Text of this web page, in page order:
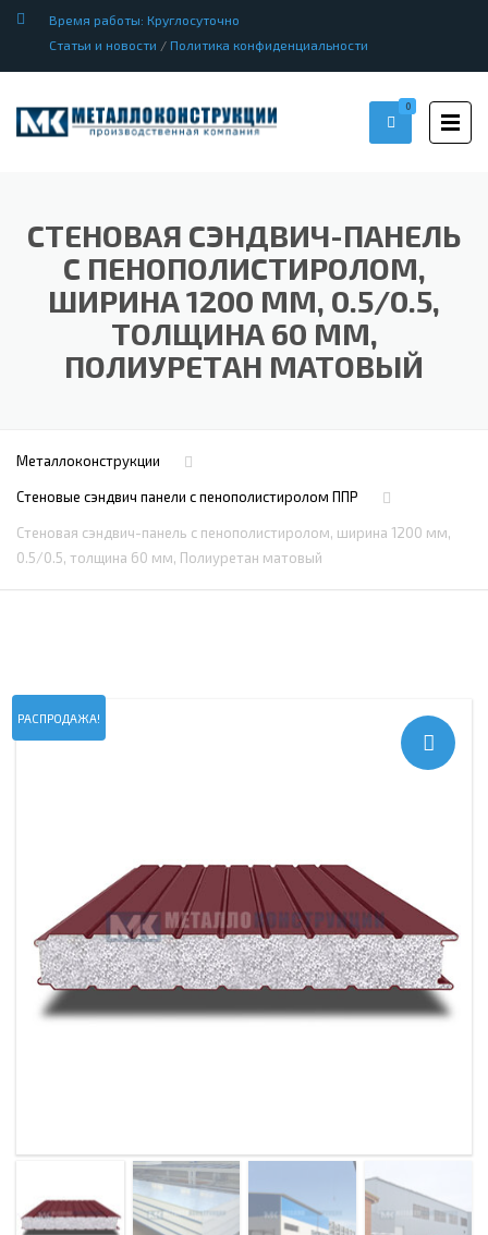
Время работы: Круглосуточно
Статьи и новости / Политика конфиденциальности
0
СТЕНОВАЯ СЭНДВИЧ-ПАНЕЛЬ
С ПЕНОПОЛИСТИРОЛОМ,
ШИРИНА 1200 ММ, 0.5/0.5,
ТОЛЩИНА 60 ММ,
ПОЛИУРЕТАН МАТОВЫЙ
Металлоконструкции
Стеновые сэндвич панели с пенополистиролом ППР
Стеновая сэндвич-панель с пенополистиролом, ширина 1200 мм,
0.5/0.5, толщина 60 мм, Полиуретан матовый
РАСПРОДАЖА!